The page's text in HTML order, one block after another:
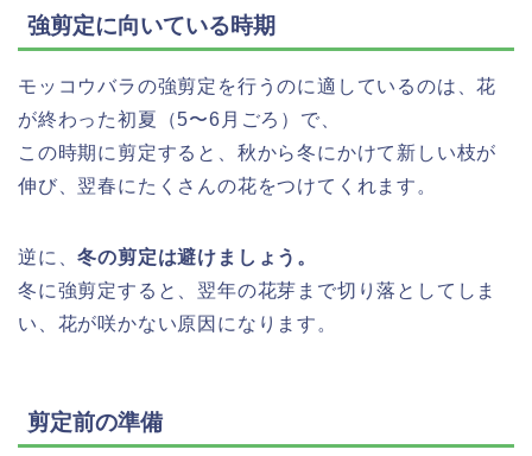
強剪定に向いている時期
モッコウバラの強剪定を行うのに適しているのは、花
が終わった初夏（5〜6月ごろ）で、
この時期に剪定すると、秋から冬にかけて新しい枝が
伸び、翌春にたくさんの花をつけてくれます。
逆に、冬の剪定は避けましょう。
冬に強剪定すると、翌年の花芽まで切り落としてしま
い、花が咲かない原因になります。
剪定前の準備